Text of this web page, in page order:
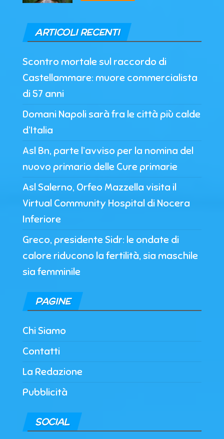
ARTICOLI RECENTI
Scontro mortale sul raccordo di
Castellammare: muore commercialista
di 57 anni
Domani Napoli sarà fra le città più calde
d’Italia
Asl Bn, parte l’avviso per la nomina del
nuovo primario delle Cure primarie
Asl Salerno, Orfeo Mazzella visita il
Virtual Community Hospital di Nocera
Inferiore
Greco, presidente Sidr: le ondate di
calore riducono la fertilità, sia maschile
sia femminile
PAGINE
Chi Siamo
Contatti
La Redazione
Pubblicità
SOCIAL